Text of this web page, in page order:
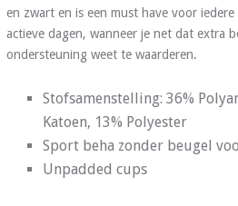
en zwart en is een must have voor
actieve dagen, wanneer je net dat extra
ondersteuning weet te waarderen.
Stofsamenstelling: 36%
Katoen, 13% Polyester
Sport beha zonder beugel
Unpadded cups